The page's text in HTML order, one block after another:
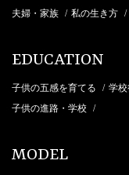
夫婦・家族 / 私の生き方 /
EDUCATION
子供の五感を育てる / 学
子供の進路・学校 /
MODEL